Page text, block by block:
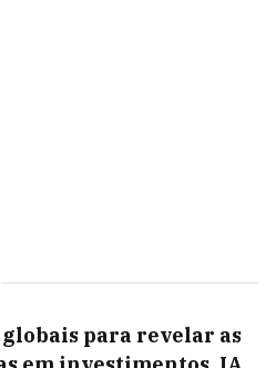
para revelar as